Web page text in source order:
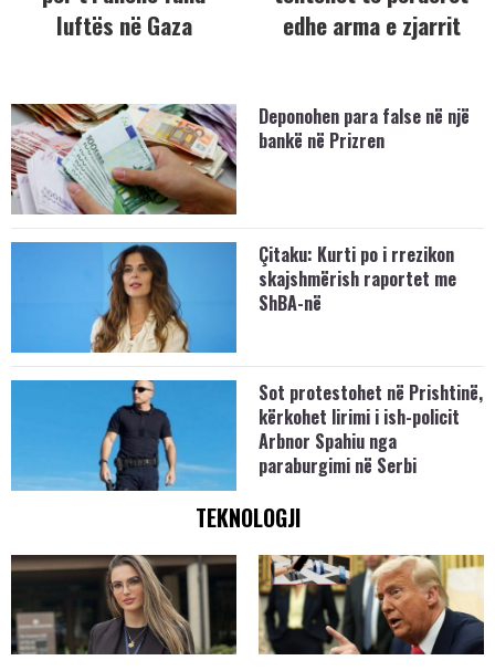
luftës në Gaza
edhe arma e zjarrit
Deponohen para false në një
bankë në Prizren
Çitaku: Kurti po i rrezikon
skajshmërish raportet me
ShBA-në
Sot protestohet në Prishtinë,
kërkohet lirimi i ish-policit
Arbnor Spahiu nga
paraburgimi në Serbi
TEKNOLOGJI